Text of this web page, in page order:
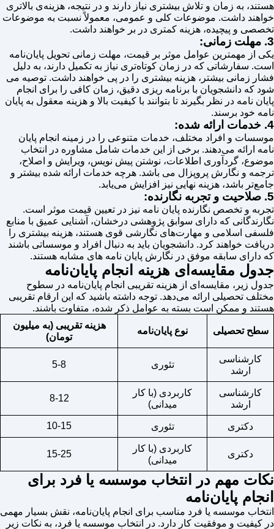
هستند، به زمان و تلاش بیشتری نیاز دارند و در نتیجه، هزینه‌ی بالاتری
خواهند داشت. موضوعات کلی و عمومی، معمولاً نسبت به موضوعات
تخصصی و پیچیده، هزینه کمتری در بر خواهند داشت.
3. مهلت زمانی:
یکی از مهمترین عوامل موثر بر قیمت، مهلت زمانی تحویل پایان‌نامه
است. سفارشاتی که در زمان کوتاه‌تری نیاز به تکمیل دارند، به دلیل
فشار زمانی بیشتر، هزینه بیشتری را در پی خواهند داشت. توصیه می
شود که دانشجویان با برنامه ریزی دقیق، زمان کافی را برای انجام
پایان نامه در نظر بگیرند تا بتوانند با کیفیت بالا و هزینه معقول به پایان
نامه خود برسند.
4. خدمات ارائه شده:
موسسات و افراد مختلف، خدمات متنوعی را در زمینه انجام پایان
نامه ارائه می‌دهند. برخی از این خدمات شامل مشاوره در انتخاب
موضوع، گردآوری اطلاعات، نوشتن پیش نویس، ویرایش و اصلاح،
ترجمه و نگارش پروپزال می باشد. هرچه خدمات ارائه شده بیشتر و
جامع‌تر باشد، هزینه نهایی نیز افزایش می‌یابد.
5. صلاحیت و تجربه نگارنده:
تجربه و تخصص نگارنده پایان نامه نیز در تعیین قیمت موثر است.
نگارندگانی که دارای سوابق پژوهشی درخشان، آشنایی عمیق با منابع
فلسفی اسلامی و مهارت‌های نگارشی قوی هستند، هزینه بیشتری را
دریافت خواهند کرد. دانشجویان باید به دنبال افراد و موسساتی باشند
که دارای سابقه موفق در نگارش پایان نامه های مشابه هستند.
جدول مقایسه‌ای هزینه انجام پایان‌نامه
جدول زیر، مقایسه‌ای از هزینه تقریبی انجام پایان‌نامه در سطوح
مختلف تحصیلی ارائه می‌دهد. توجه داشته باشید که این ارقام تقریبی
هستند و ممکن است بسته به عوامل ذکر شده، متفاوت باشند.
سطح تحصیلی نوع پایان‌نامه
هزینه تقریبی (به میلیون
تومان)
کارشناسی
ارشد
تئوری 5-8
کارشناسی
ارشد
کاربردی (با کار
میدانی)
8-12
دکتری تئوری 10-15
دکتری
کاربردی (با کار
میدانی)
15-25
نکات مهم در انتخاب موسسه یا فرد برای
انجام پایان‌نامه
انتخاب موسسه یا فرد مناسب برای انجام پایان‌نامه، نقش بسیار مهمی
در کیفیت و موفقیت کار دارد. در انتخاب موسسه یا فرد، به نکات زیر